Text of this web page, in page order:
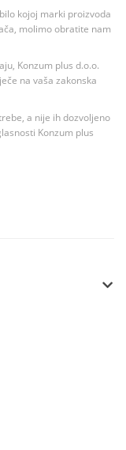
kojoj marki proizvoda
molimo obratite nam
Konzum plus d.o.o.
na vaša zakonska
a nije ih dozvoljeno
Konzum plus